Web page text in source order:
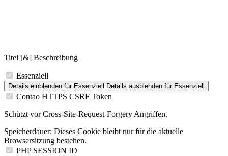
Titel [&] Beschreibung
Essenziell
Details einblenden für Essenziell Details ausblenden für Essenziell
Contao HTTPS CSRF Token
Schützt vor Cross-Site-Request-Forgery Angriffen.
Speicherdauer: Dieses Cookie bleibt nur für die aktuelle
Browsersitzung bestehen.
PHP SESSION ID